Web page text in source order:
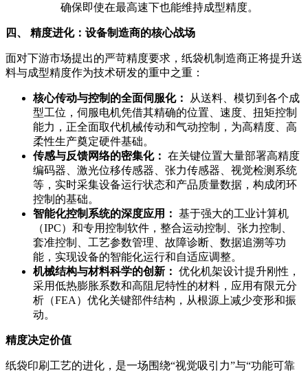
确保即使在最高速下也能维持成型精度。
四、 精度进化：设备制造商的核心战场
面对下游市场提出的严苛精度要求，纸袋机制造商正将提升送
料与成型精度作为技术研发的重中之重：
核心传动与控制的全面伺服化：
从送料、模切到各个成
型工位，伺服电机凭借其精确的位置、速度、扭矩控制
能力，正全面取代机械传动和气动控制，为高精度、高
柔性生产奠定硬件基础。
传感与反馈网络的密集化： 在关键位置大量部署高精度
编码器、激光位移传感器、张力传感器、视觉检测系统
等，实时采集设备运行状态和产品质量数据，构成闭环
控制的基础。
智能化控制系统的深度应用： 基于强大的工业计算机
（IPC）和专用控制软件，整合运动控制、张力控制、
套准控制、工艺参数管理、故障诊断、数据追溯等功
能，实现设备的智能化运行和自适应调整。
机械结构与材料科学的创新： 优化机架设计提升刚性，
采用低热膨胀系数和高阻尼特性的材料，应用有限元分
析（FEA）优化关键部件结构，从根源上减少变形和振
动。
精度决定价值
纸袋印刷工艺的进化，是一场围绕“视觉吸引力”与“功能可靠